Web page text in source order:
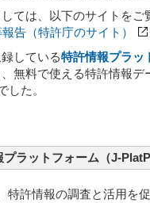
ては、以下のサイトをご
告（特許庁のサイト）
している特許情報プラッ
無料で使える特許情報デ
した。
ラットフォーム（J-
特許情報の調査と活用を